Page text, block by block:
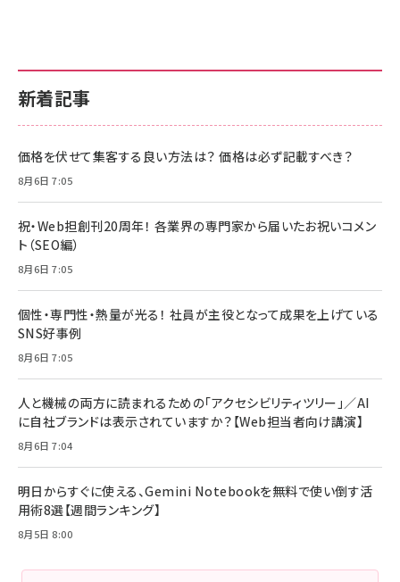
新着記事
価格を伏せて集客する良い方法は？ 価格は必ず記載すべき？
8月6日 7:05
祝・Web担創刊20周年！ 各業界の専門家から届いたお祝いコメン
ト（SEO編）
8月6日 7:05
個性・専門性・熱量が光る！ 社員が主役となって成果を上げている
SNS好事例
8月6日 7:05
人と機械の両方に読まれるための「アクセシビリティツリー」／AI
に自社ブランドは表示されていますか？【Web担当者向け講演】
8月6日 7:04
明日からすぐに使える、Gemini Notebookを無料で使い倒す活
用術8選【週間ランキング】
8月5日 8:00